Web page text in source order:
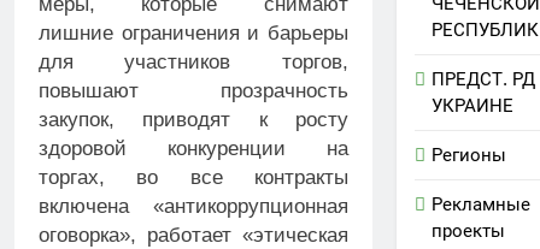
меры, которые снимают
лишние ограничения и барьеры
для участников торгов,
повышают прозрачность
закупок, приводят к росту
здоровой конкуренции на
торгах, во все контракты
включена «антикоррупционная
оговорка», работает «этическая
ПРЕДСТ. РД
УКРАИНЕ
Регионы
Рекламные
проекты